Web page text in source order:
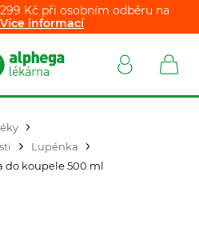
Kč při osobním odběru na
Více informací
Lupénka
do koupele 500 ml